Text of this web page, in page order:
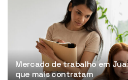
Mercado de trabalho em
que mais contratam